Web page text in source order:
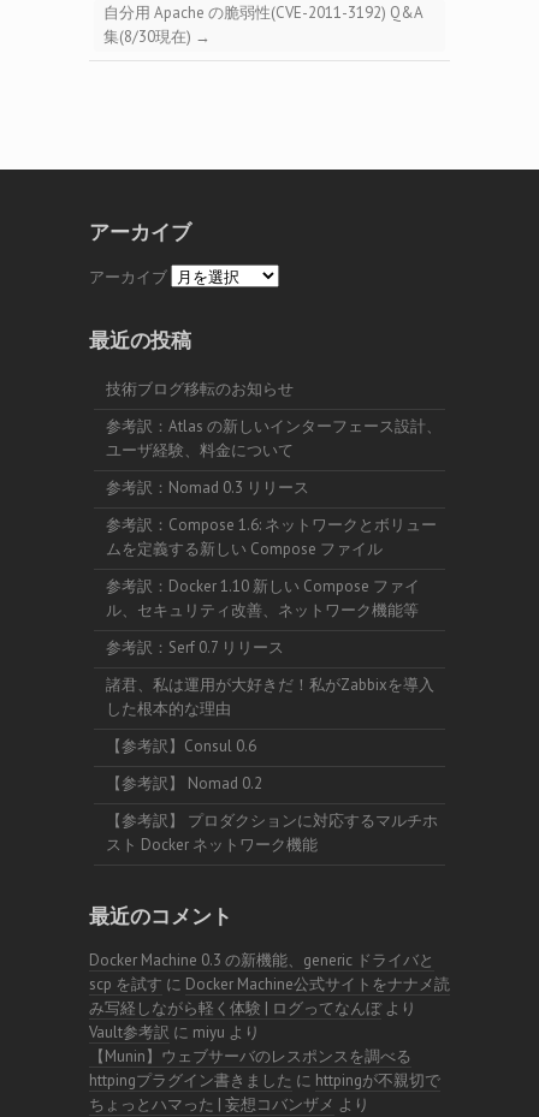
自分用 Apache の脆弱性(CVE-2011-3192) Q&A
集(8/30現在) →
アーカイブ
アーカイブ
最近の投稿
技術ブログ移転のお知らせ
参考訳：Atlas の新しいインターフェース設計、
ユーザ経験、料金について
参考訳：Nomad 0.3 リリース
参考訳：Compose 1.6: ネットワークとボリュー
ムを定義する新しい Compose ファイル
参考訳：Docker 1.10 新しい Compose ファイ
ル、セキュリティ改善、ネットワーク機能等
参考訳：Serf 0.7 リリース
諸君、私は運用が大好きだ！私がZabbixを導入
した根本的な理由
【参考訳】Consul 0.6
【参考訳】 Nomad 0.2
【参考訳】 プロダクションに対応するマルチホ
スト Docker ネットワーク機能
最近のコメント
Docker Machine 0.3 の新機能、generic ドライバと
scp を試す に Docker Machine公式サイトをナナメ読
み写経しながら軽く体験 | ログってなんぼより
Vault参考訳 に miyu より
【Munin】ウェブサーバのレスポンスを調べる
httpingプラグイン書きました に httpingが不親切で
ちょっとハマった | 妄想コバンザメ より